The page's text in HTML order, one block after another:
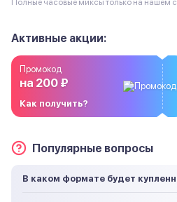
Полные часовые миксы только на нашем
Активные акции:
Промокод
на 200 ₽
Как получить?
Популярные вопросы
В каком формате будет